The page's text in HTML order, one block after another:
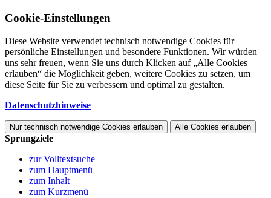
Cookie-Einstellungen
Diese Website verwendet technisch notwendige Cookies für
persönliche Einstellungen und besondere Funktionen. Wir würden
uns sehr freuen, wenn Sie uns durch Klicken auf „Alle Cookies
erlauben“ die Möglichkeit geben, weitere Cookies zu setzen, um
diese Seite für Sie zu verbessern und optimal zu gestalten.
Datenschutzhinweise
Nur technisch notwendige Cookies erlauben Alle Cookies erlauben
Sprungziele
zur Volltextsuche
zum Hauptmenü
zum Inhalt
zum Kurzmenü